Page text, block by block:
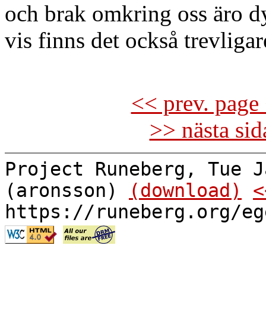
och brak omkring oss äro
vis finns det också
<< prev.
>> nästa
Project Runeberg, Tue
(aronsson)
(download)
https://runeberg.org/